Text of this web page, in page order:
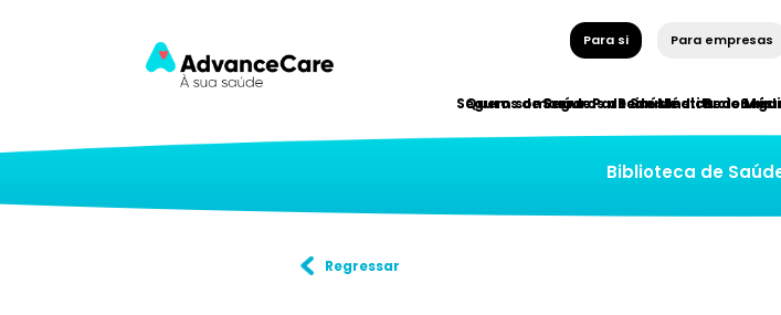
Para si Para empresas
Seguros de Saúde Rede
Seguros de Saúde Rede Médica
Quem somos Parceiros Institucionais
Biblioteca de
Regressar